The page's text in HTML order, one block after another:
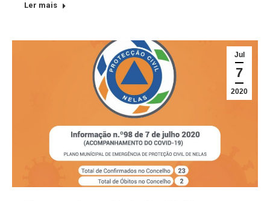
Ler mais
Jul
7
2020